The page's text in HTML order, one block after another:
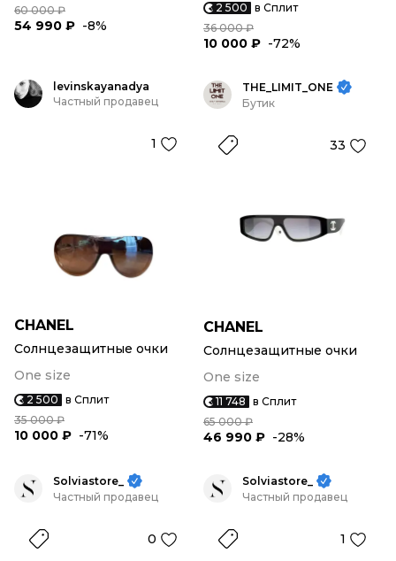
60 000 ₽
54 990 ₽ -8%
2 500 в Сплит
36 000 ₽
10 000 ₽ -72%
levinskayanadya
Частный продавец
1
CHANEL
Солнцезащитные очки
One size
2 500 в Сплит
35 000 ₽
10 000 ₽ -71%
THE_LIMIT_ONE
Бутик
33
CHANEL
Солнцезащитные очки
One size
11 748 в Сплит
65 000 ₽
46 990 ₽ -28%
Solviastore_
Частный продавец
0
Solviastore_
Частный продавец
1